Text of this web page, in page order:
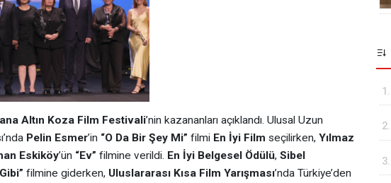
Altın Koza Film Festivali’nin kazananları açıklandı. Ulusal Uzun
Pelin Esmer’in “O Da Bir Şey Mi” filmi En İyi Film seçilirken, Yılmaz
Eskiköy’ün “Ev” filmine verildi. En İyi Belgesel Ödülü, Sibel
filmine giderken, Uluslararası Kısa Film Yarışması’nda Türkiye’den
1.
2.
3.